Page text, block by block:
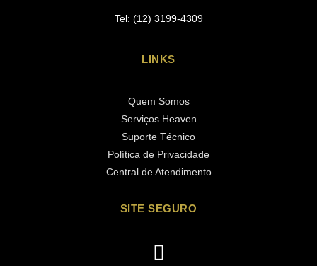
Tel: (12) 3199-4309
LINKS
Quem Somos
Serviços Heaven
Suporte Técnico
Política de Privacidade
Central de Atendimento
SITE SEGURO